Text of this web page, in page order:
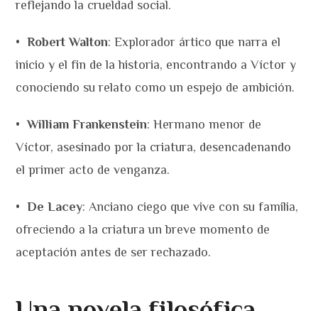
reflejando la crueldad social.
•Robert Walton: Explorador ártico que narra el
inicio y el fin de la historia, encontrando a Víctor y
conociendo su relato como un espejo de ambición.
•William Frankenstein: Hermano menor de
Víctor, asesinado por la criatura, desencadenando
el primer acto de venganza.
•De Lacey: Anciano ciego que vive con su familia,
ofreciendo a la criatura un breve momento de
aceptación antes de ser rechazado.